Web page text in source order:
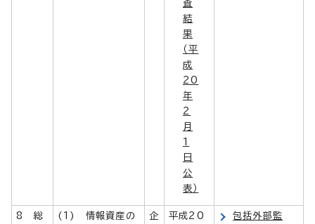
査
結
果
（平
成
20
年
2
月
1
日
公
表）
8 総
(1) 情報資産の
企
平成20
包括外部監